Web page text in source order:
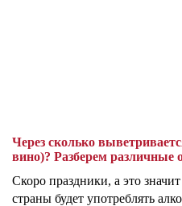
Через сколько
вино)? Разберем различные
Скоро праздники, а это
страны будет употреблять